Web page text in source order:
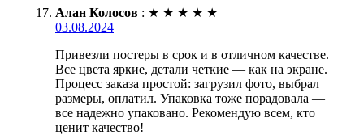
Алан Колосов : ★ ★ ★ ★ ★
03.08.2024
Привезли постеры в срок и в отличном качестве.
Все цвета яркие, детали четкие — как на экране.
Процесс заказа простой: загрузил фото, выбрал
размеры, оплатил. Упаковка тоже порадовала —
все надежно упаковано. Рекомендую всем, кто
ценит качество!